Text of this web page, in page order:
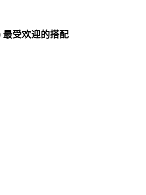
最受欢迎的搭配